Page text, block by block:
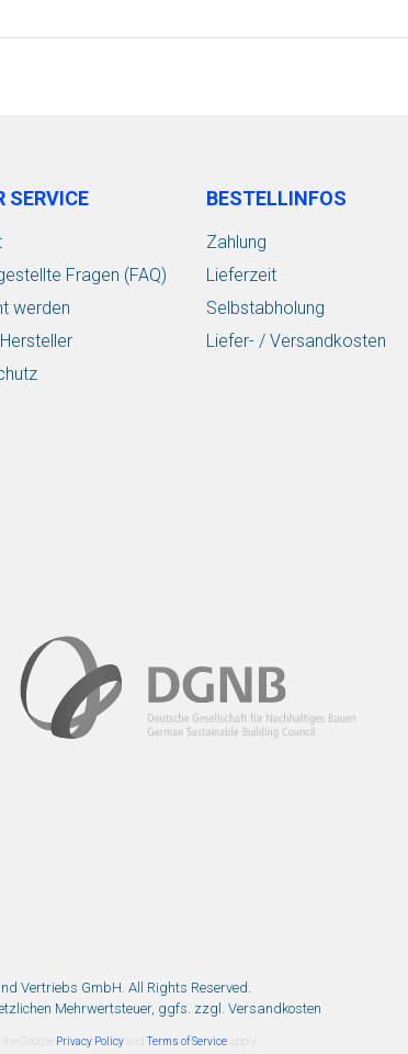
SERVICE
Fragen (FAQ)
werden
BESTELLINFOS
Zahlung
Lieferzeit
Selbstabholung
Liefer- / Versandkosten
Vertriebs GmbH. All Rights Reserved.
Mehrwertsteuer, ggfs. zzgl. Versandkosten
Google Privacy PolicyandTerms of Serviceapply.